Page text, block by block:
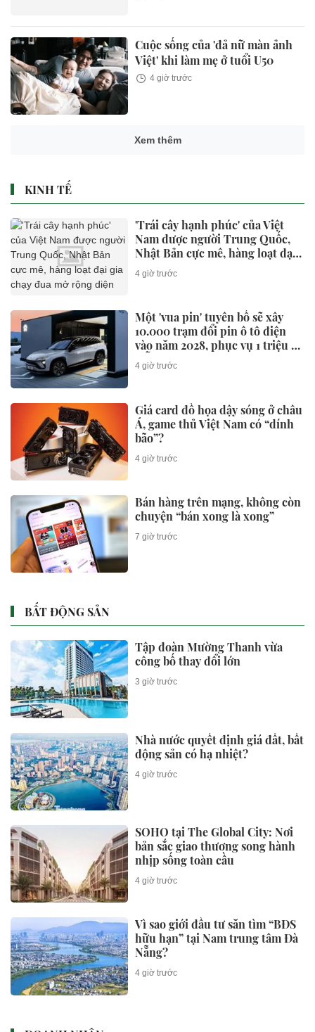
Cuộc sống của 'đả nữ màn ảnh
Việt' khi làm mẹ ở tuổi U50
4 giờ trước
Xem thêm
KINH TẾ
'Trái cây hạnh phúc' của Việt
Nam được người Trung Quốc,
Nhật Bản cực mê, hàng loạt đại
gia chạy đua mở rộng diện tích
4 giờ trước
Một 'vua pin' tuyên bố sẽ xây
10.000 trạm đổi pin ô tô điện
vào năm 2028, phục vụ 1 triệu xe
mỗi ngày chỉ với 3 phút
4 giờ trước
Giá card đồ họa dậy sóng ở châu
Á, game thủ Việt Nam có “dính
bão”?
4 giờ trước
Bán hàng trên mạng, không còn
chuyện “bán xong là xong”
7 giờ trước
BẤT ĐỘNG SẢN
Tập đoàn Mường Thanh vừa
công bố thay đổi lớn
3 giờ trước
Nhà nước quyết định giá đất, bất
động sản có hạ nhiệt?
4 giờ trước
SOHO tại The Global City: Nơi
bản sắc giao thương song hành
nhịp sống toàn cầu
4 giờ trước
Vì sao giới đầu tư săn tìm “BĐS
hữu hạn” tại Nam trung tâm Đà
Nẵng?
4 giờ trước